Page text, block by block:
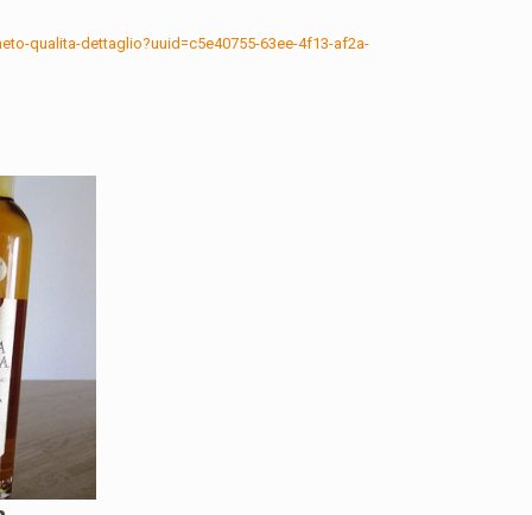
qualita-dettaglio?uuid=c5e40755-63ee-4f13-af2a-